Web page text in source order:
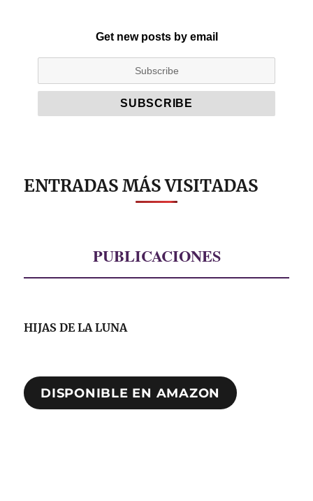
Get new posts by email
ENTRADAS MÁS VISITADAS
PUBLICACIONES
HIJAS DE LA LUNA
DISPONIBLE EN AMAZON